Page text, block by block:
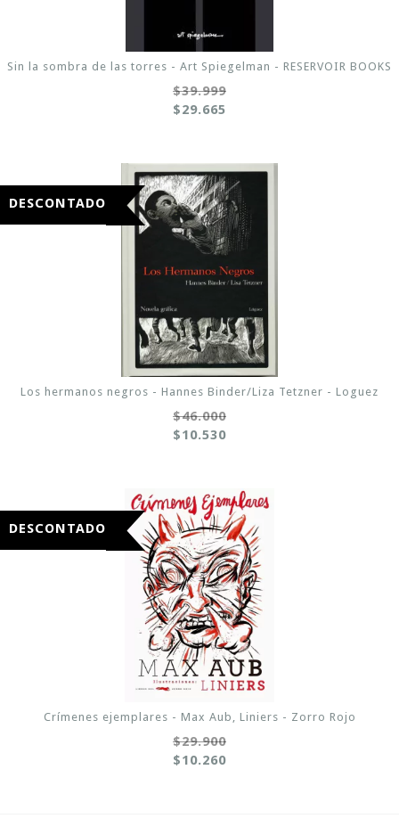
Sin la sombra de las torres - Art Spiegelman - RESERVOIR BOOKS
$39.999
$29.665
DESCONTADO
Los hermanos negros - Hannes Binder/Liza Tetzner - Loguez
$46.000
$10.530
DESCONTADO
Crímenes ejemplares - Max Aub, Liniers - Zorro Rojo
$29.900
$10.260